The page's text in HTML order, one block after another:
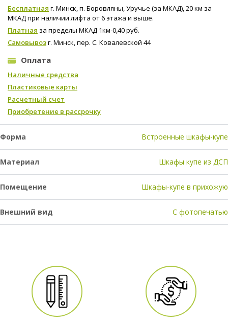
Бесплатная г. Минск, п. Боровляны, Уручье (за МКАД), 20 км за
МКАД при наличии лифта от 6 этажа и выше.
Платная за пределы МКАД 1км-0,40 руб.
Самовывозг. Минск, пер. С. Ковалевской 44
Оплата
Наличные средства
Пластиковые карты
Расчетный счет
Приобретение в рассрочку
Форма Встроенные шкафы-купе
Материал Шкафы купе из ДСП
Помещение Шкафы-купе в прихожую
Внешний вид С фотопечатью